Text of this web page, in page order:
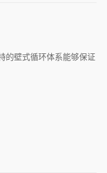
的壁式循环体系能够保证